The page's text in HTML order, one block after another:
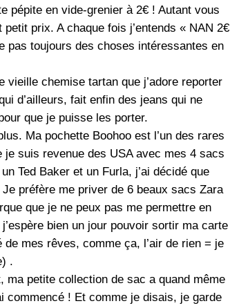
pépite en vide-grenier à 2€ ! Autant vous
prix. A chaque fois j’entends « NAN 2€
pas toujours des choses intéressantes en
chemise tartan que j’adore reporter
d’ailleurs, fait enfin des jeans qui ne
que je puisse les porter.
Ma pochette Boohoo est l’un des rares
suis revenue des USA avec mes 4 sacs
Ted Baker et un Furla, j’ai décidé que
préfère me priver de 6 beaux sacs Zara
que je ne peux pas me permettre en
bien un jour pouvoir sortir ma carte
mes rêves, comme ça, l’air de rien = je
.
ma petite collection de sac a quand même
commencé ! Et comme je disais, je garde